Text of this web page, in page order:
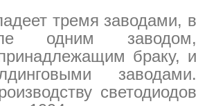
тремя заводами, в
одним заводом,
браку, и
заводами.
светодиодов